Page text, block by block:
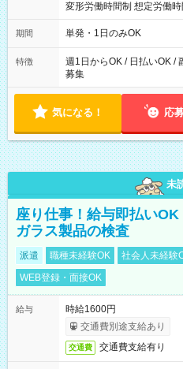
変形労働時間制 想定労働時間160時間/月
～21：00
期間 単発・1日のみOK
特徴
週1日からOK / 日払いOK /
募集
気になる！ 応
未
座り仕事！給与即払いOK
ガラス製品の検査
派遣 職種未経験OK 社会人未経験
WEB登録・面接OK
給与
時給1600円
交通費別途支給あり
交通費 交通費支給有り